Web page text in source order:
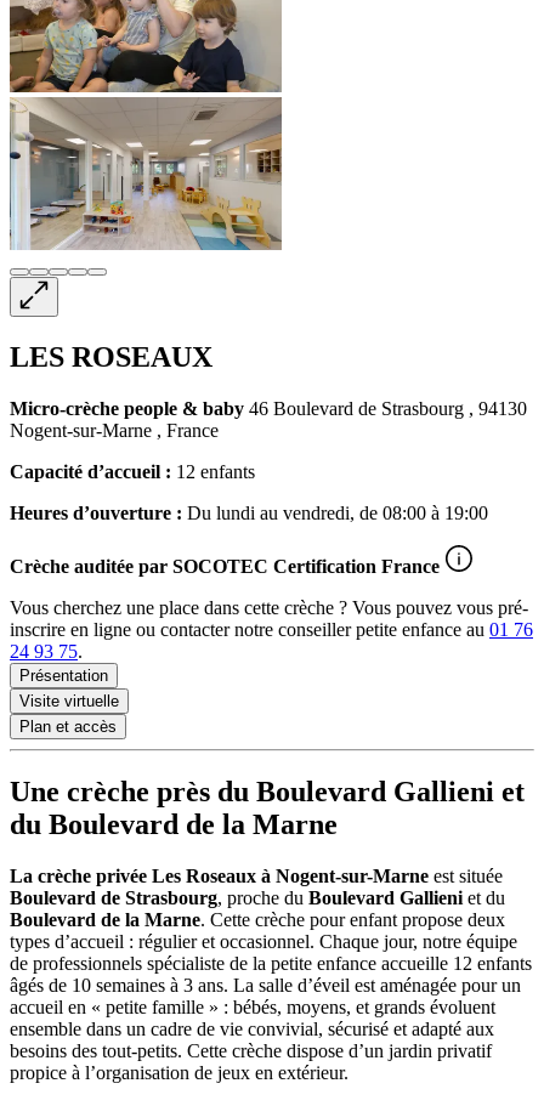
LES ROSEAUX
Micro-crèche people & baby 46 Boulevard de Strasbourg , 94130
Nogent-sur-Marne , France
Capacité d’accueil : 12 enfants
Heures d’ouverture : Du lundi au vendredi, de 08:00 à 19:00
Crèche auditée par SOCOTEC Certification France
Vous cherchez une place dans cette crèche ? Vous pouvez vous pré-
inscrire en ligne ou contacter notre conseiller petite enfance au 01 76
24 93 75.
Présentation
Visite virtuelle
Plan et accès
Une crèche près du Boulevard Gallieni et
du Boulevard de la Marne
La crèche privée Les Roseaux à Nogent-sur-Marne est située
Boulevard de Strasbourg, proche du Boulevard Gallieni et du
Boulevard de la Marne. Cette crèche pour enfant propose deux
types d’accueil : régulier et occasionnel. Chaque jour, notre équipe
de professionnels spécialiste de la petite enfance accueille 12 enfants
âgés de 10 semaines à 3 ans. La salle d’éveil est aménagée pour un
accueil en « petite famille » : bébés, moyens, et grands évoluent
ensemble dans un cadre de vie convivial, sécurisé et adapté aux
besoins des tout-petits. Cette crèche dispose d’un jardin privatif
propice à l’organisation de jeux en extérieur.